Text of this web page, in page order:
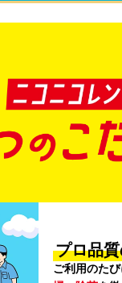
プロ品
ご利用のた